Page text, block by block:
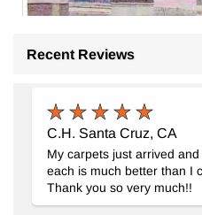
$997
Recent Reviews
C.H. Santa Cruz, CA
My carpets just arrived
each is much better than I
Thank you so very much!!